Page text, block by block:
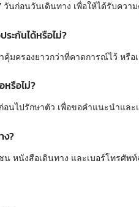
นก่อนวันเดินทาง เพื่อให้ได้รับควา
ระกันได้หรือไม่?
คุ้มครองยาวกว่าที่คาดการณ์ไว้ หรือ
รือไม่?
นไปรักษาตัว เพื่อขอคำแนะนำและ
ง?
หนังสือเดินทาง และเบอร์โทรศัพ